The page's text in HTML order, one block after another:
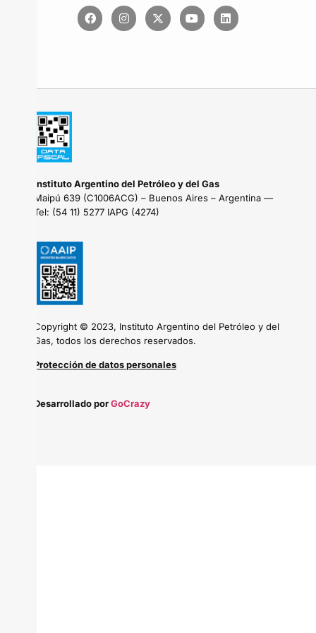
Instituto Argentino del Petróleo y del Gas
Maipú 639 (C1006ACG) – Buenos Aires – Argentina —
Tel: (54 11) 5277 IAPG (4274)
Copyright © 2023, Instituto Argentino del Petróleo y del
Gas, todos los derechos reservados.
Protección de datos personales
Desarrollado porGoCrazy